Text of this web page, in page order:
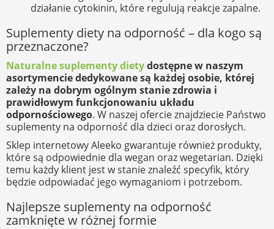
działanie cytokinin, które regulują reakcje zapalne.
Suplementy diety na odporność – dla kogo są
przeznaczone?
Naturalne suplementy dietydostępne w naszym
asortymencie dedykowane są każdej osobie, której
zależy na dobrym ogólnym stanie zdrowia i
prawidłowym funkcjonowaniu układu
odpornościowego. W naszej ofercie znajdziecie Państwo
suplementy na odporność dla dzieci oraz dorosłych.
Sklep internetowy Aleeko gwarantuje również produkty,
które są odpowiednie dla wegan oraz wegetarian. Dzięki
temu każdy klient jest w stanie znaleźć specyfik, który
będzie odpowiadać jego wymaganiom i potrzebom.
Najlepsze suplementy na odporność
zamknięte w różnej formie